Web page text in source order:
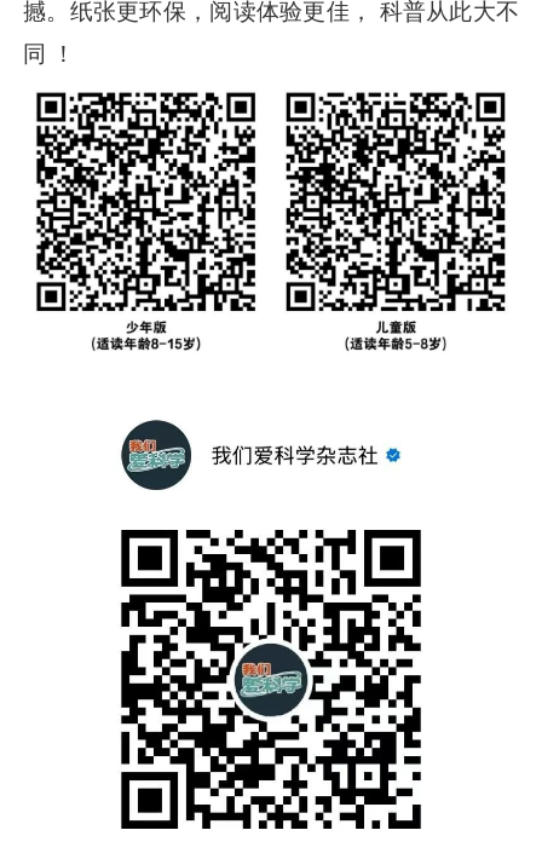
撼。纸张更环保，阅读体验更佳， 科普从此大不
同 ！